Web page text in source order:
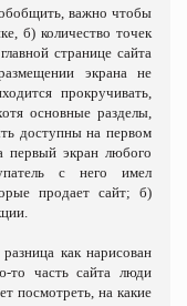
важно чтобы
б) количество точек
странице сайта
экрана не
прокручивать,
основные разделы,
доступны на первом
первый экран любого
с него имел
продает сайт; б)
как нарисован
то часть сайта люди
посмотреть, на какие